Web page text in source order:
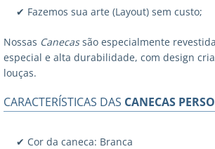
✔ Fazemos sua arte (Layout) sem custo;
Nossas Canecassão especialmente
especial e alta durabilidade, com design
louças.
CARACTERÍSTICAS DAS CANECAS
✔ Cor da caneca: Branca